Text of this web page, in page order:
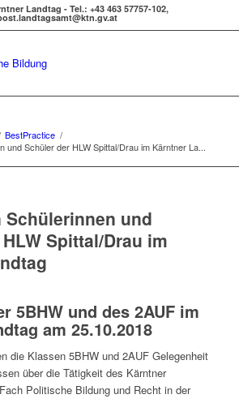
Landtag - Tel.: +43 463 57757-102,
BestPractice /
und Schüler der HLW Spittal/Drau im Kärntner La...
Schülerinnen und
Spittal/Drau im
5BHW und des 2AUF im
am 25.10.2018
die Klassen 5BHW und 2AUF Gelegenheit
über die Tätigkeit des Kärntner
Politische Bildung und Recht in der